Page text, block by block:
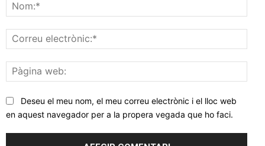
web:
Deseu el meu nom, el meu correu electrònic i el lloc web
en aquest navegador per a la propera vegada que ho faci.